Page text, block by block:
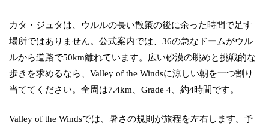
カタ・ジュタは、ウルルの長い散策の後に余った時間で足す
場所ではありません。公式案内では、36の急なドームがウル
ルから道路で50km離れています。広い砂漠の眺めと挑戦的な
歩きを求めるなら、Valley of the Windsに涼しい朝を一つ割り
当ててください。全周は7.4km、Grade 4、約4時間です。
Valley of the Windsでは、暑さの規則が旅程を左右します。予